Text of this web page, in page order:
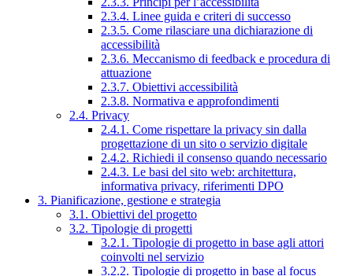
2.3.4. Linee guida e criteri di successo
2.3.5. Come rilasciare una dichiarazione di
accessibilità
2.3.6. Meccanismo di feedback e procedura di
attuazione
2.3.7. Obiettivi accessibilità
2.3.8. Normativa e approfondimenti
2.4. Privacy
2.4.1. Come rispettare la privacy sin dalla
progettazione di un sito o servizio digitale
2.4.2. Richiedi il consenso quando necessario
2.4.3. Le basi del sito web: architettura,
informativa privacy, riferimenti DPO
3. Pianificazione, gestione e strategia
3.1. Obiettivi del progetto
3.2. Tipologie di progetti
3.2.1. Tipologie di progetto in base agli attori
coinvolti nel servizio
3.2.2. Tipologie di progetto in base al focus